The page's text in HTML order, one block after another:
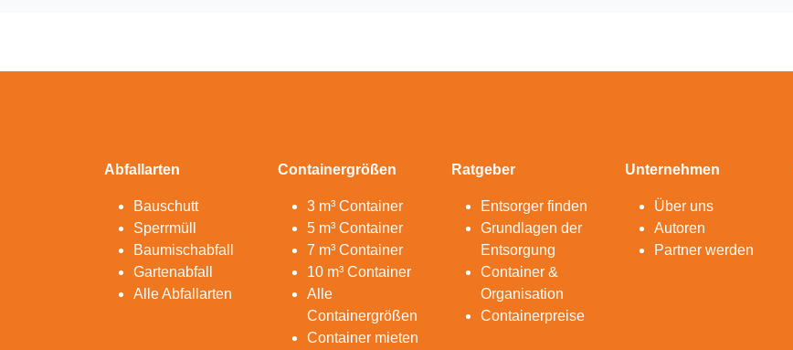
Abfallarten
Bauschutt
Sperrmüll
Baumischabfall
Gartenabfall
Alle Abfallarten
Containergrößen
3 m³ Container
5 m³ Container
7 m³ Container
10 m³ Container
Alle
Containergrößen
Container mieten
Ratgeber
Entsorger finden
Grundlagen der
Entsorgung
Container &
Organisation
Containerpreise
Unternehmen
Über uns
Autoren
Partner werden